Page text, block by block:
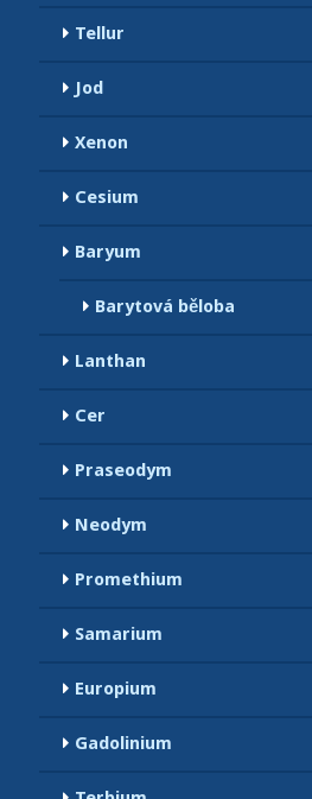
Tellur
Jod
Xenon
Cesium
Baryum
Barytová běloba
Lanthan
Cer
Praseodym
Neodym
Promethium
Samarium
Europium
Gadolinium